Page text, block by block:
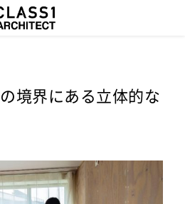
境界にある立体的な